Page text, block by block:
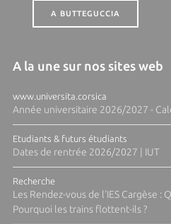
A BUTTEGUCCIA
A la une sur nos sites web
www.universita.corsica
Année universitaire 2026/2027 -
Etudiants & futurs étudiants
Dates de rentrée 2026/2027 | IUT
Recherche
Les Rendez-vous de l'IES Cargèse :
Pourquoi les trains flottent-ils ?